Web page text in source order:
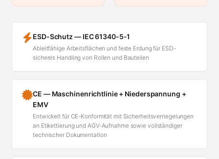
ESD-Schutz — IEC 61340-5-1
Ableitfähige Arbeitsflächen und feste Erdung für ESD-
sicheres Handling von Rollen und Bauteilen
CE — Maschinenrichtlinie + Niederspannung +
EMV
Entwickelt für CE-Konformität mit Sicherheitsverriegelungen
an Etikettierung und AGV-Aufnahme sowie vollständiger
technischer Dokumentation